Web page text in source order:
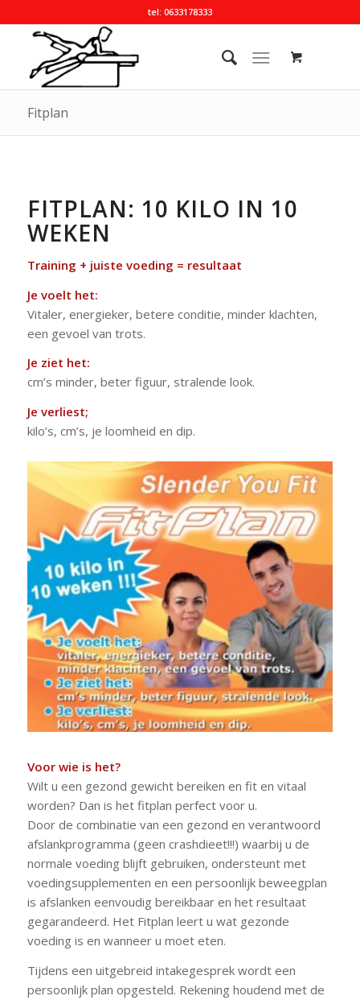
tel: 0633178333
Fitplan
FITPLAN: 10 KILO IN 10
WEKEN
Training + juiste voeding = resultaat
Je voelt het:
Vitaler, energieker, betere conditie, minder klachten,
een gevoel van trots.
Je ziet het:
cm’s minder, beter figuur, stralende look.
Je verliest;
kilo’s, cm’s, je loomheid en dip.
Voor wie is het?
Wilt u een gezond gewicht bereiken en fit en vitaal
worden? Dan is het fitplan perfect voor u.
Door de combinatie van een gezond en verantwoord
afslankprogramma (geen crashdieet!!!) waarbij u de
normale voeding blijft gebruiken, ondersteunt met
voedingsupplementen en een persoonlijk beweegplan
is afslanken eenvoudig bereikbaar en het resultaat
gegarandeerd. Het Fitplan leert u wat gezonde
voeding is en wanneer u moet eten.
Tijdens een uitgebreid intakegesprek wordt een
persoonlijk plan opgesteld. Rekening houdend met de